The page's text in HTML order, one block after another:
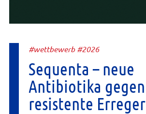
#wettbewerb #2026
Sequenta – neue
Antibiotika gegen
resistente Erreger